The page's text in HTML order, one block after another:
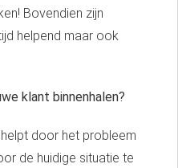
Bovendien zijn
helpend maar ook
klant binnenhalen?
door het probleem
de huidige situatie te